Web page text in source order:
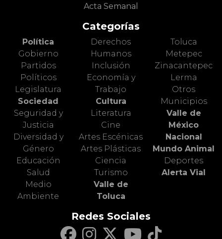
Acta Semanal
Categorías
Política
Gobierno
Partidos
Políticos
Legislatura
Sociedad
Seguridad y
Justicia
Diversidad y
Género
Educación
Salud
Medio
Ambiente
Derechos
Humanos
Inclusión
Economía y
Trabajo
Cultura
Literatura
Cine
Artes Escénicas
Artes Plásticas
Ciencia
Turismo
Valle de
Toluca
Toluca
Metepec
Zinacantepec
Lerma
Otros
Municipios
Valle de
México
Nacional
Mundo Animal
Deportes
Alerta Vial
Redes Sociales